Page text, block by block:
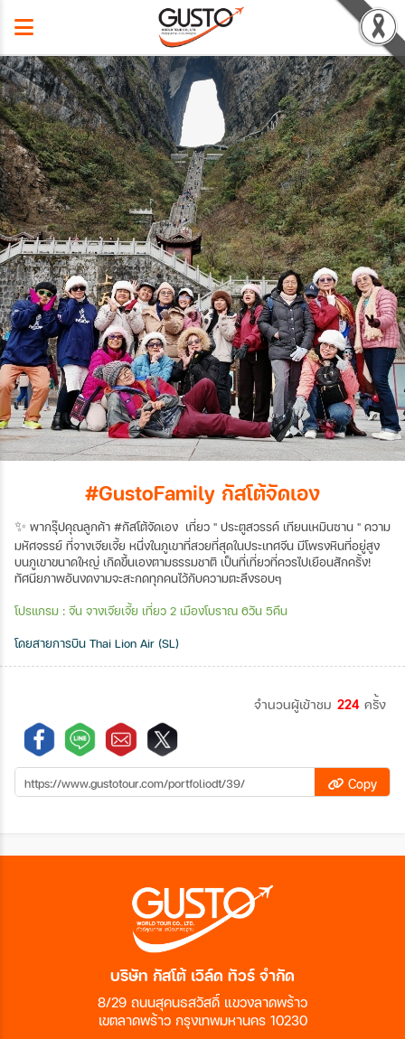
#GustoFamily กัสโต้จัดเอง
✨ พากรุ๊ปคุณลูกค้า #กัสโต้จัดเอง เที่ยว " ประตูสวรรค์ เทียนเหมินซาน " ความ
มหัศจรรย์ ที่จางเจียเจี้ย หนึ่งในภูเขาที่สวยที่สุดในประเทศจีน มีโพรงหินที่อยู่สูง
บนภูเขาขนาดใหญ่ เกิดขึ้นเองตามธรรมชาติ เป็นที่เที่ยวที่ควรไปเยือนสักครั้ง!
ทัศนียภาพอันงดงามจะสะกดทุกคนไว้กับความตะลึงรอบๆ
โปรแกรม : จีน จางเจียเจี้ย เที่ยว 2 เมืองโบราณ 6วัน 5คืน
โดยสายการบิน Thai Lion Air (SL)
จำนวนผู้เข้าชม 224 ครั้ง
Copy
บริษัท กัสโต้ เวิล์ด ทัวร์ จำกัด
8/29 ถนนสุคนธสวัสดิ์ แขวงลาดพร้าว
เขตลาดพร้าว กรุงเทพมหานคร 10230